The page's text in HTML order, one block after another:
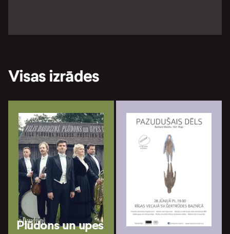
Visas izrādes
Plūdons un upes